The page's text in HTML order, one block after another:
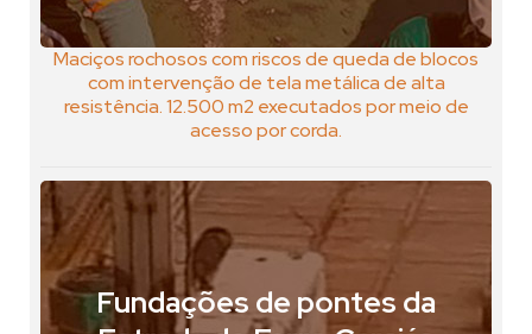
Maciços rochosos com riscos de queda de blocos
com intervenção de tela metálica de alta
resistência. 12.500 m2 executados por meio de
acesso por corda.
Fundações de pontes da
Marabá, Brasil